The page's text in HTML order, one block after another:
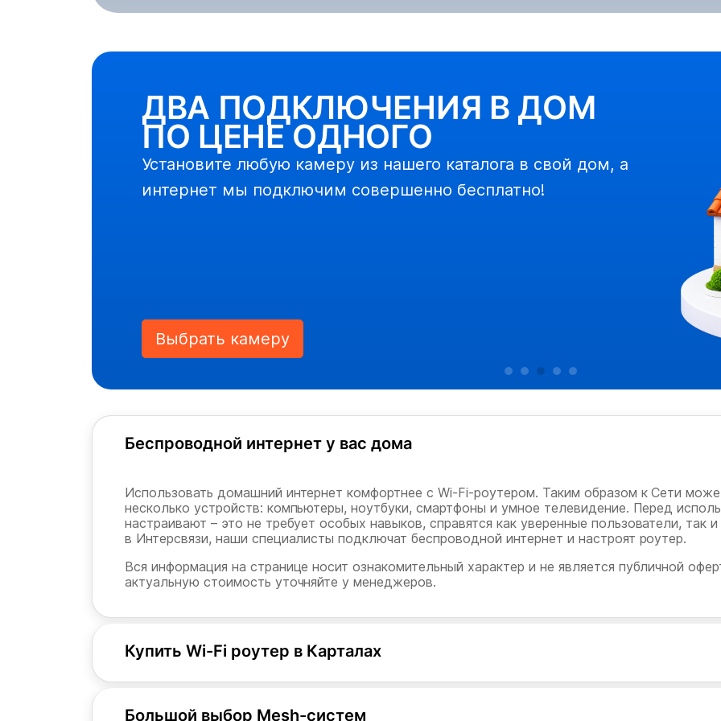
ДВА ПОДКЛЮЧЕНИЯ В ДОМ
ПО ЦЕНЕ ОДНОГО
Установите любую камеру из нашего каталога в свой дом, а
интернет мы подключим совершенно бесплатно!
Выбрать камеру
Беспроводной интернет у вас дома
Использовать домашний интернет комфортнее с Wi-Fi-роутером. Таким образом к Сети
несколько устройств: компьютеры, ноутбуки, смартфоны и умное телевидение. Перед
настраивают – это не требует особых навыков, справятся как уверенные пользователи, так
в Интерсвязи, наши специалисты подключат беспроводной интернет и настроят роутер.
Вся информация на странице носит ознакомительный характер и не является публичной
актуальную стоимость уточняйте у менеджеров.
Купить Wi-Fi роутер в Карталах
Большой выбор Mesh-систем